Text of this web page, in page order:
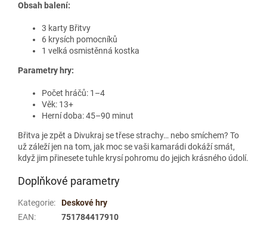
Obsah balení:
3 karty Břitvy
6 krysích pomocníků
1 velká osmistěnná kostka
Parametry hry:
Počet hráčů: 1–4
Věk: 13+
Herní doba: 45–90 minut
Břitva je zpět a Divukraj se třese strachy… nebo smíchem? To
už záleží jen na tom, jak moc se vaši kamarádi dokáží smát,
když jim přinesete tuhle krysí pohromu do jejich krásného údolí.
Doplňkové parametry
Kategorie:
Deskové hry
EAN: 751784417910